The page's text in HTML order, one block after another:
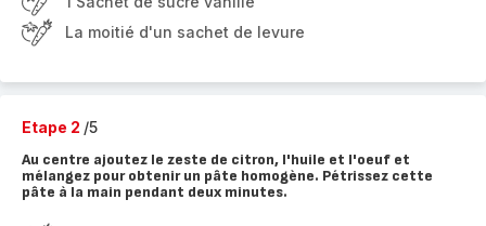
La moitié d'un sachet de levure
Etape 2 /5
Au centre ajoutez le zeste de citron, l'huile et l'oeuf et
mélangez pour obtenir un pâte homogène. Pétrissez cette
pâte à la main pendant deux minutes.